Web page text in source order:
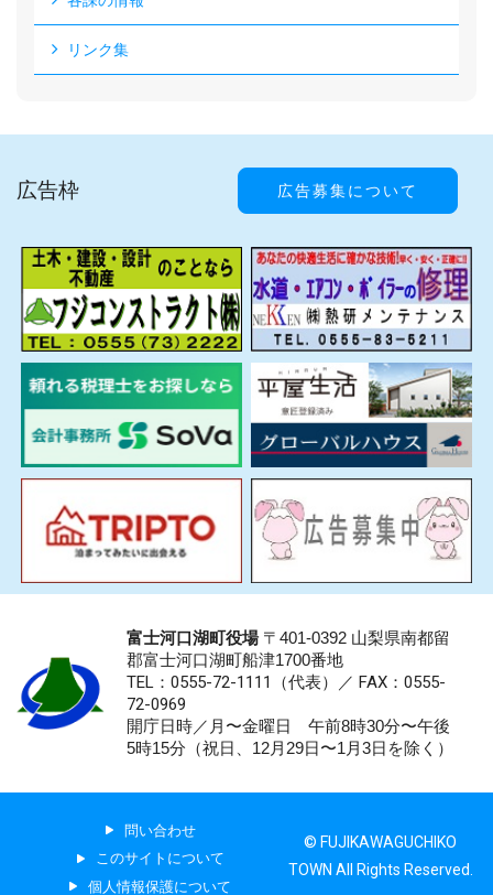
リンク集
広告枠 広告募集について
富士河口湖町役場〒401-0392 山梨県南都留
郡富士河口湖町船津1700番地
TEL：0555-72-1111 （代表）／ FAX：0555-
72-0969
開庁日時／月〜金曜日 午前8時30分〜午後
5時15分（祝日、12月29日〜1月3日を除く）
問い合わせ
このサイトについて
個人情報保護について
© FUJIKAWAGUCHIKO
TOWN All Rights Reserved.